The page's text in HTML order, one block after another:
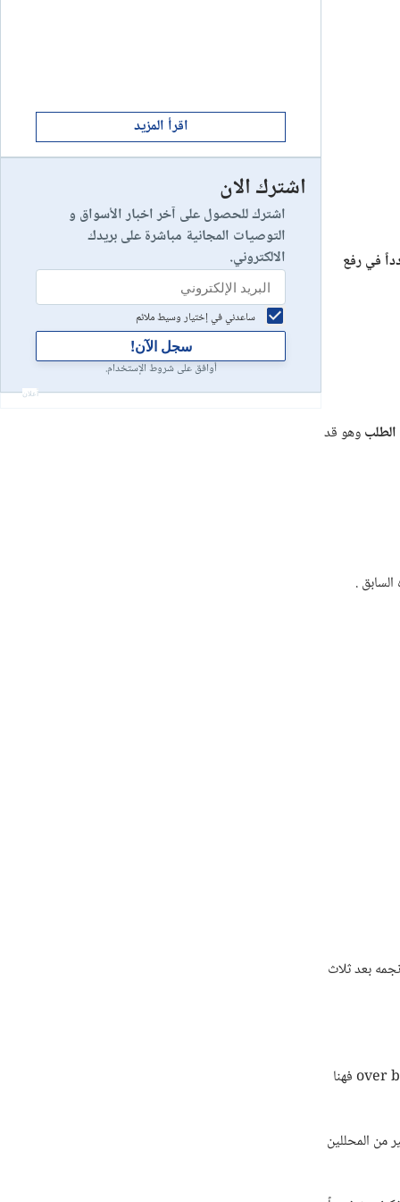
في رفع
وهو قد
.
بعد ثلاث
over فهنا
من المحللين
إستعراض شركة
10
اقرأ المزيد
اشترك الان
اشترك للحصول على آخر اخبار الأسواق و
التوصيات المجانية مباشرة على بريدك
الالكتروني.
ساعدني في إختيار وسيط ملائم
سجل الآن!
أوافق على شروط الإستخدام.
أعلان